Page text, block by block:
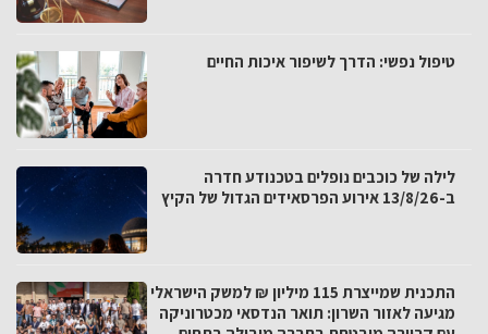
טיפול נפשי: הדרך לשיפור איכות החיים
לילה של כוכבים נופלים בטכנודע חדרה
ב-13/8/26 אירוע הפרסאידים הגדול של הקיץ
התכנית שמייצרת 115 מיליון ₪ למשק הישראלי
מגיעה לאזור השרון: תואר הנדסאי מכטרוניקה